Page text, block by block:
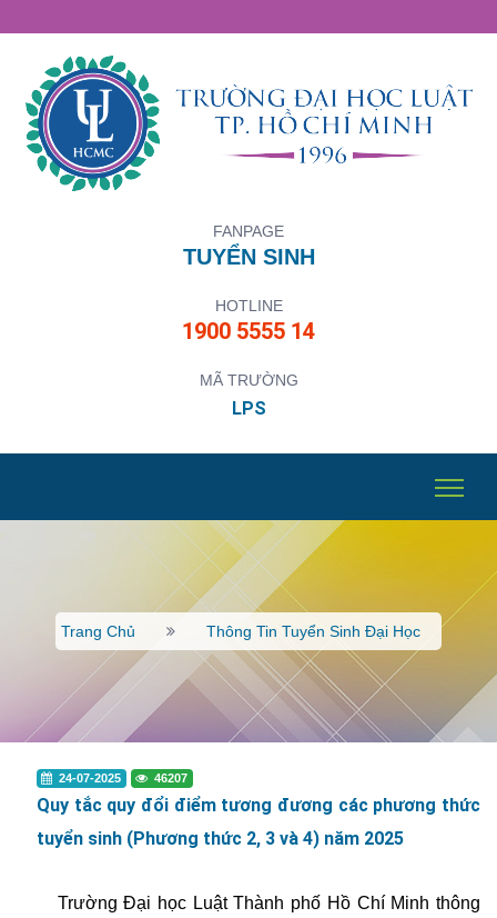
FANPAGE
TUYỂN SINH
HOTLINE
1900 5555 14
MÃ TRƯỜNG
LPS
Trang Chủ Thông Tin Tuyển Sinh Đại Học
24-07-2025 46207
Quy tắc quy đổi điểm tương đương các phương thức
tuyển sinh (Phương thức 2, 3 và 4) năm 2025
Trường Đại học Luật Thành phố Hồ Chí Minh thông